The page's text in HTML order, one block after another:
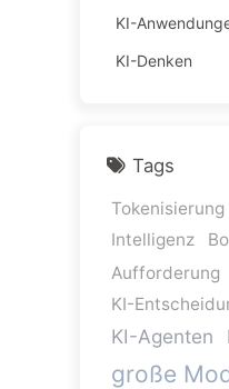
KI-
KI-Denken
Tags
Tokenisierung
Intelligenz
Aufforderung
KI-
KI-Agenten
große